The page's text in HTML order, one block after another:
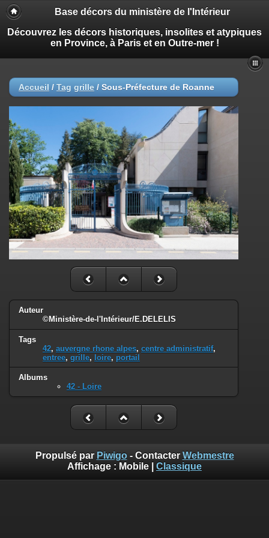
Base décors du ministère de l'Intérieur
Découvrez les décors historiques, insolites et atypiques
en Province, à Paris et en Outre-mer !
Accueil / Tag grille / Sous-Préfecture de Roanne
Auteur
©Ministère-de-l'Intérieur/E.DELELIS
Tags
42, auvergne rhone alpes, centre administratif,
entree, grille, loire, portail
Albums
42 - Loire
Propulsé par Piwigo- Contacter Webmestre
Affichage : Mobile Classique